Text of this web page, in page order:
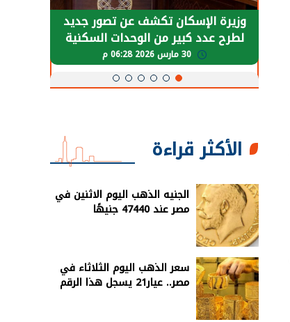
وزيرة الإسكان تكشف عن تصور جديد
لطرح عدد كبير من الوحدات السكنية
بنظام الإيجار
الأكثر قراءة
الجنيه الذهب اليوم الاثنين في
مصر عند 47440 جنيهًا
سعر الذهب اليوم الثلاثاء في
مصر.. عيار21 يسجل هذا الرقم